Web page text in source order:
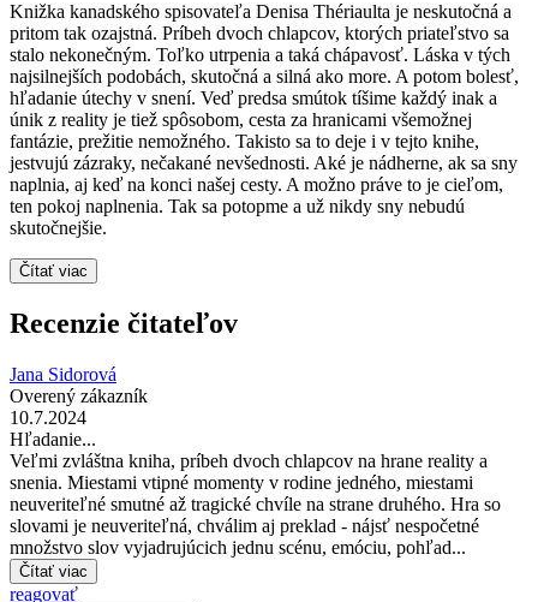
Knižka kanadského spisovateľa Denisa Thériaulta je neskutočná a
pritom tak ozajstná. Príbeh dvoch chlapcov, ktorých priateľstvo sa
stalo nekonečným. Toľko utrpenia a taká chápavosť. Láska v tých
najsilnejších podobách, skutočná a silná ako more. A potom bolesť,
hľadanie útechy v snení. Veď predsa smútok tíšime každý inak a
únik z reality je tiež spôsobom, cesta za hranicami všemožnej
fantázie, prežitie nemožného. Takisto sa to deje i v tejto knihe,
jestvujú zázraky, nečakané nevšednosti. Aké je nádherne, ak sa sny
naplnia, aj keď na konci našej cesty. A možno práve to je cieľom,
ten pokoj naplnenia. Tak sa potopme a už nikdy sny nebudú
skutočnejšie.
Čítať viac
Recenzie čitateľov
Jana Sidorová
Overený zákazník
10.7.2024
Hľadanie...
Veľmi zvláštna kniha, príbeh dvoch chlapcov na hrane reality a
snenia. Miestami vtipné momenty v rodine jedného, miestami
neuveriteľné smutné až tragické chvíle na strane druhého. Hra so
slovami je neuveriteľná, chválim aj preklad - nájsť nespočetné
množstvo slov vyjadrujúcich jednu scénu, emóciu, pohľad...
Čítať viac
reagovať